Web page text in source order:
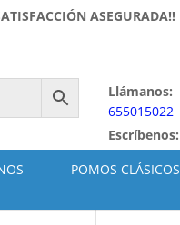
ASEGURADA!!
Llámanos:
655015022
Escríbenos:
POMOS CLÁSICOS